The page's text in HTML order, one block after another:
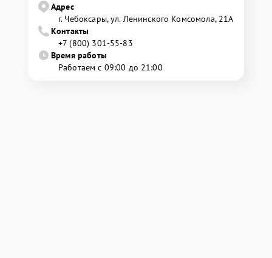
Адрес
г. Чебоксары, ул. Ленинского Комсомола, 21А
Контакты
+7 (800) 301-55-83
Время работы
Работаем с 09:00 до 21:00